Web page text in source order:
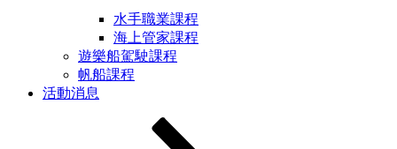
水手職業課程
海上管家課程
遊樂船駕駛課程
帆船課程
活動消息